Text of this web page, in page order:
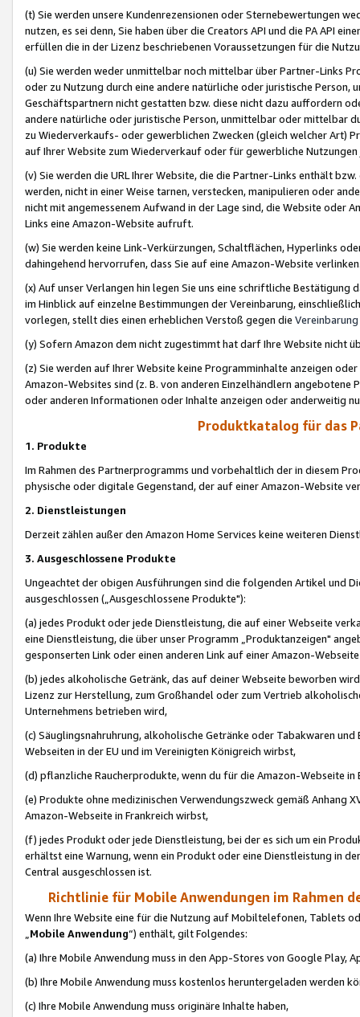
(t) Sie werden unsere Kundenrezensionen oder Sternebewertungen
nutzen, es sei denn, Sie haben über die Creators API und die PA API
erfüllen die in der Lizenz beschriebenen Voraussetzungen für die
(u) Sie werden weder unmittelbar noch mittelbar über Partner-Links
oder zu Nutzung durch eine andere natürliche oder juristische
Geschäftspartnern nicht gestatten bzw. diese nicht dazu auffordern
andere natürliche oder juristische Person, unmittelbar oder mittelbar
zu Wiederverkaufs- oder gewerblichen Zwecken (gleich welcher Art)
auf Ihrer Website zum Wiederverkauf oder für gewerbliche
(v) Sie werden die URL Ihrer Website, die die Partner-Links enthält
werden, nicht in einer Weise tarnen, verstecken, manipulieren oder
nicht mit angemessenem Aufwand in der Lage sind, die Website oder
Links eine Amazon-Website aufruft.
(w) Sie werden keine Link-Verkürzungen, Schaltflächen, Hyperlinks
dahingehend hervorrufen, dass Sie auf eine Amazon-Website
(x) Auf unser Verlangen hin legen Sie uns eine schriftliche
im Hinblick auf einzelne Bestimmungen der Vereinbarung,
vorlegen, stellt dies einen erheblichen Verstoß gegen die Vereinbarung
(y) Sofern Amazon dem nicht zugestimmt hat darf Ihre Website nicht
(z) Sie werden auf Ihrer Website keine Programminhalte anzeigen
Amazon-Websites sind (z. B. von anderen Einzelhändlern
oder anderen Informationen oder Inhalte anzeigen oder anderweitig
Produktkatalog für das
1. Produkte
Im Rahmen des Partnerprogramms und vorbehaltlich der in diesem
physische oder digitale Gegenstand, der auf einer Amazon-Website
2. Dienstleistungen
Derzeit zählen außer den Amazon Home Services keine weiteren
3. Ausgeschlossene Produkte
Ungeachtet der obigen Ausführungen sind die folgenden Artikel und
ausgeschlossen („Ausgeschlossene Produkte"):
(a) jedes Produkt oder jede Dienstleistung, die auf einer Webseite
eine Dienstleistung, die über unser Programm „Produktanzeigen"
gesponserten Link oder einen anderen Link auf einer Amazon-
(b) jedes alkoholische Getränk, das auf deiner Webseite beworben
Lizenz zur Herstellung, zum Großhandel oder zum Vertrieb
Unternehmens betrieben wird,
(c) Säuglingsnahruhrung, alkoholische Getränke oder Tabakwaren
Webseiten in der EU und im Vereinigten Königreich wirbst,
(d) pflanzliche Raucherprodukte, wenn du für die Amazon-Webseite in
(e) Produkte ohne medizinischen Verwendungszweck gemäß Anhang
Amazon-Webseite in Frankreich wirbst,
(f) jedes Produkt oder jede Dienstleistung, bei der es sich um ein
erhältst eine Warnung, wenn ein Produkt oder eine Dienstleistung in
Central ausgeschlossen ist.
Richtlinie für Mobile Anwendungen im Rahmen
Wenn Ihre Website eine für die Nutzung auf Mobiltelefonen, Tablets
„Mobile Anwendung“) enthält, gilt Folgendes:
(a) Ihre Mobile Anwendung muss in den App-Stores von Google Play,
(b) Ihre Mobile Anwendung muss kostenlos heruntergeladen werden
(c) Ihre Mobile Anwendung muss originäre Inhalte haben,